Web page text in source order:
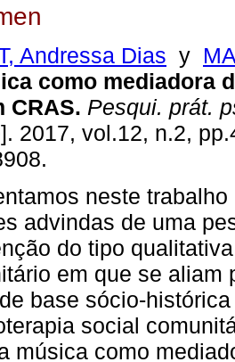
Andressa Dias y
como mediadora
CRAS. Pesqui. prát.
2017, vol.12, n.2,
neste
advindas de uma
do tipo
em que se aliam
base sócio-histórica
social
música como